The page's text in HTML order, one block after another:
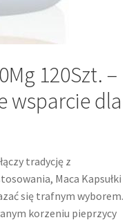
120Szt. –
wsparcie dla
tradycję z
Maca Kapsułki
się trafnym wyborem.
korzeniu pieprzycy